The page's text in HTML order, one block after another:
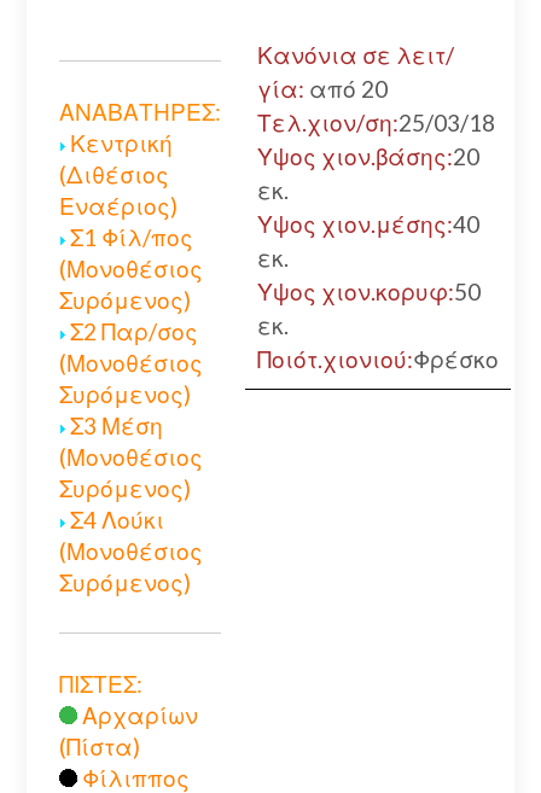
ΑΝΑΒΑΤΗΡΕΣ:
Κεντρική
(Διθέσιος
Εναέριος)
Σ1 Φίλ/πος
(Μονοθέσιος
Συρόμενος)
Σ2 Παρ/σος
(Μονοθέσιος
Συρόμενος)
Σ3 Μέση
(Μονοθέσιος
Συρόμενος)
Σ4 Λούκι
(Μονοθέσιος
Συρόμενος)
ΠΙΣΤΕΣ:
Αρχαρίων
(Πίστα)
Φίλιππος
Κανόνια σε λειτ/
γία: από 20
Τελ.χιον/ση:25/03/18
Υψος χιον.βάσης:20
εκ.
Υψος χιον.μέσης:40
εκ.
Υψος χιον.κορυφ:50
εκ.
Ποιότ.χιονιού:Φρέσκο